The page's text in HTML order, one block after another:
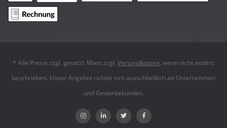
* Alle Preise zzgl. gesetzl. Mwst zzgl. Versandkosten, wenn nicht anders
beschrieben. Unser Angebot richtet sich ausschließlich an Unternehmen
und Gewerbekunden.